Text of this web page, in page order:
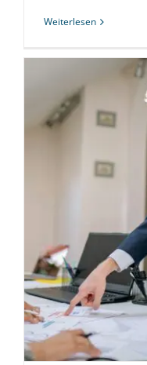
Weiterlesen